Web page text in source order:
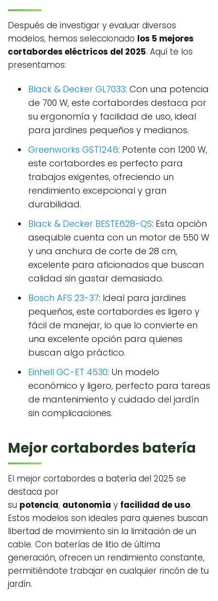
Después de investigar y evaluar diversos
modelos, hemos seleccionado los 5 mejores
cortabordes eléctricos del 2025. Aquí te los
presentamos:
Black & Decker GL7033: Con una potencia
de 700 W, este cortabordes destaca por
su ergonomía y facilidad de uso, ideal
para jardines pequeños y medianos.
Greenworks GST1246: Potente con 1200 W,
este cortabordes es perfecto para
trabajos exigentes, ofreciendo un
rendimiento excepcional y gran
durabilidad.
Black & Decker BESTE628-QS: Esta opción
asequible cuenta con un motor de 550 W
y una anchura de corte de 28 cm,
excelente para aficionados que buscan
calidad sin gastar demasiado.
Bosch AFS 23-37: Ideal para jardines
pequeños, este cortabordes es ligero y
fácil de manejar, lo que lo convierte en
una excelente opción para quienes
buscan algo práctico.
Einhell GC-ET 4530: Un modelo
económico y ligero, perfecto para tareas
de mantenimiento y cuidado del jardín
sin complicaciones.
Mejor cortabordes batería
El mejor cortabordes a batería del 2025 se
destaca por
su potencia, autonomía y facilidad de uso.
Estos modelos son ideales para quienes buscan
libertad de movimiento sin la limitación de un
cable. Con baterías de litio de última
generación, ofrecen un rendimiento constante,
permitiéndote trabajar en cualquier rincón de tu
jardín.